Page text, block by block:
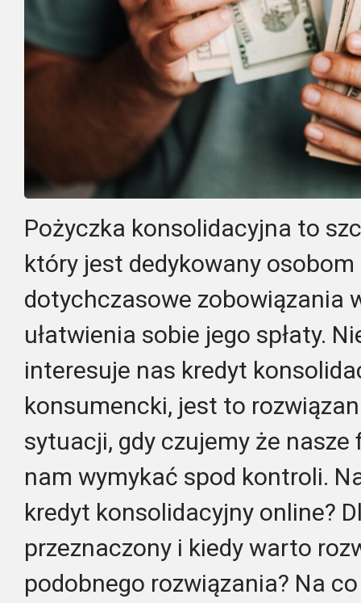
Pożyczka konsolidacyjna to
który jest dedykowany osobom
dotychczasowe zobowiązania
ułatwienia sobie jego spłaty.
interesuje nas kredyt
konsumencki, jest to
sytuacji, gdy czujemy że
nam wymykać spod kontroli.
kredyt konsolidacyjny online?
przeznaczony i kiedy warto
podobnego rozwiązania? Na